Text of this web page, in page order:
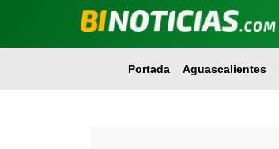
Portada Aguascalientes